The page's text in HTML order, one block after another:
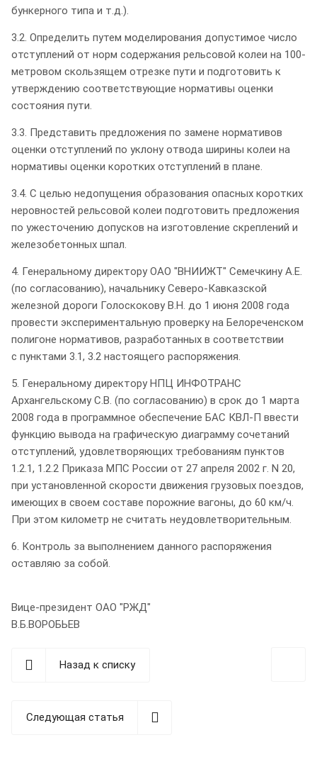
бункерного типа и т.д.).
3.2. Определить путем моделирования допустимое число
отступлений от норм содержания рельсовой колеи на 100-
метровом скользящем отрезке пути и подготовить к
утверждению соответствующие нормативы оценки
состояния пути.
3.3. Представить предложения по замене нормативов
оценки отступлений по уклону отвода ширины колеи на
нормативы оценки коротких отступлений в плане.
3.4. С целью недопущения образования опасных коротких
неровностей рельсовой колеи подготовить предложения
по ужесточению допусков на изготовление скреплений и
железобетонных шпал.
4. Генеральному директору ОАО "ВНИИЖТ" Семечкину А.Е.
(по согласованию), начальнику Северо-Кавказской
железной дороги Голоскокову В.Н. до 1 июня 2008 года
провести экспериментальную проверку на Белореченском
полигоне нормативов, разработанных в соответствии
с пунктами 3.1, 3.2 настоящего распоряжения.
5. Генеральному директору НПЦ ИНФОТРАНС
Архангельскому С.В. (по согласованию) в срок до 1 марта
2008 года в программное обеспечение БАС КВЛ-П ввести
функцию вывода на графическую диаграмму сочетаний
отступлений, удовлетворяющих требованиям пунктов
1.2.1, 1.2.2 Приказа МПС России от 27 апреля 2002 г. N 20,
при установленной скорости движения грузовых поездов,
имеющих в своем составе порожние вагоны, до 60 км/ч.
При этом километр не считать неудовлетворительным.
6. Контроль за выполнением данного распоряжения
оставляю за собой.
Вице-президент ОАО "РЖД"
В.Б.ВОРОБЬЕВ
Назад к списку
Следующая статья